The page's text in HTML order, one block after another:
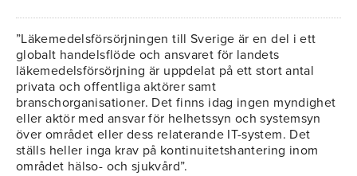
”Läkemedelsförsörjningen till Sverige är en del i ett
globalt handelsflöde och ansvaret för landets
läkemedelsförsörjning är uppdelat på ett stort antal
privata och offentliga aktörer samt
branschorganisationer. Det finns idag ingen myndighet
eller aktör med ansvar för helhetssyn och systemsyn
över området eller dess relaterande IT-system. Det
ställs heller inga krav på kontinuitetshantering inom
området hälso- och sjukvård”.